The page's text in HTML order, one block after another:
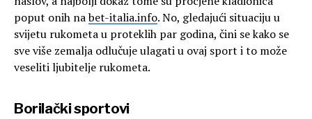
poput onih nabet-italia.info. No, gledajući situaciju u
svijetu rukometa u proteklih par godina, čini se kako se
sve više zemalja odlučuje ulagati u ovaj sport i to može
veseliti ljubitelje rukometa.
Borilački sportovi